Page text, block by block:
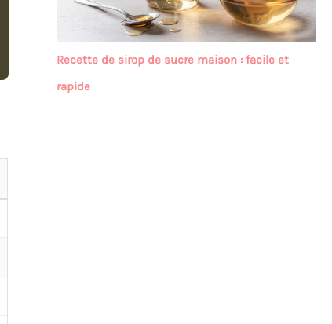
Recette de sirop de sucre maison : facile et
rapide